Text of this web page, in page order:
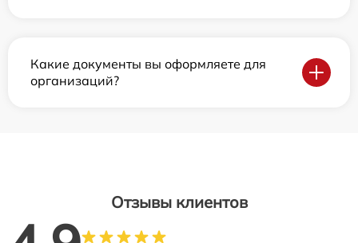
Какие документы вы оформляете для
организаций?
Отзывы клиентов